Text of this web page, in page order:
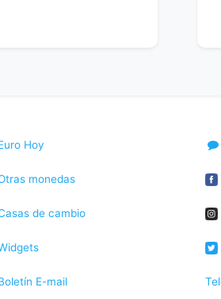
Hoy
monedas
de cambio
E-mail